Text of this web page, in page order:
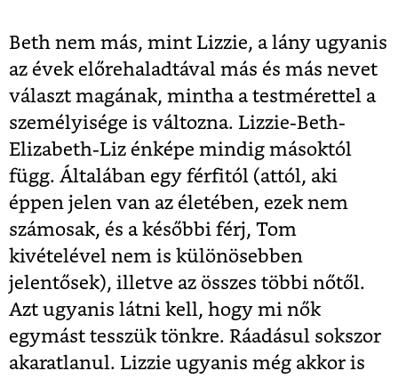
Beth nem más, mint Lizzie, a lány ugyanis
az évek előrehaladtával más és más nevet
választ magának, mintha a testmérettel a
személyisége is változna. Lizzie-Beth-
Elizabeth-Liz énképe mindig másoktól
függ. Általában egy férfitól (attól, aki
éppen jelen van az életében, ezek nem
számosak, és a későbbi férj, Tom
kivételével nem is különösebben
jelentősek), illetve az összes többi nőtől.
Azt ugyanis látni kell, hogy mi nők
egymást tesszük tönkre. Ráadásul sokszor
akaratlanul. Lizzie ugyanis még akkor is